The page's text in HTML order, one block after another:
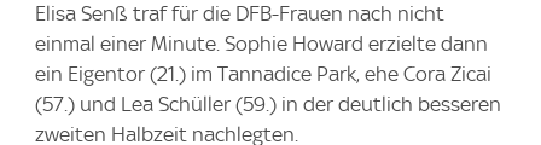
Elisa Senß traf für die DFB-Frauen nach nicht
einmal einer Minute. Sophie Howard erzielte dann
ein Eigentor (21.) im Tannadice Park, ehe Cora Zicai
(57.) und Lea Schüller (59.) in der deutlich besseren
zweiten Halbzeit nachlegten.